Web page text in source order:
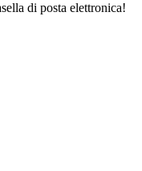
di posta elettronica!